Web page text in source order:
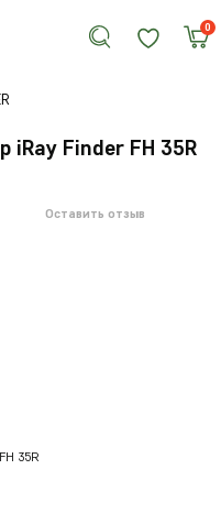
0
iRay Finder FH 35R
Оставить отзыв